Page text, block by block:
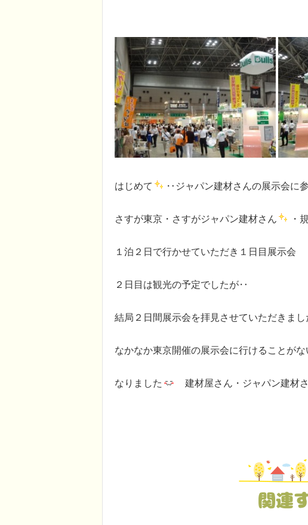
はじめて ‥ジャパン建材さんの展示会に
さすが東京・さすがジャパン建材さん ・
１泊２日で行かせていただき１日目展示会
２日目は観光の予定でしたが‥
結局２日間展示会を拝見させていただきまし
なかなか東京開催の展示会に行けることが
なりました 建材屋さん・ジャパン建材
関連